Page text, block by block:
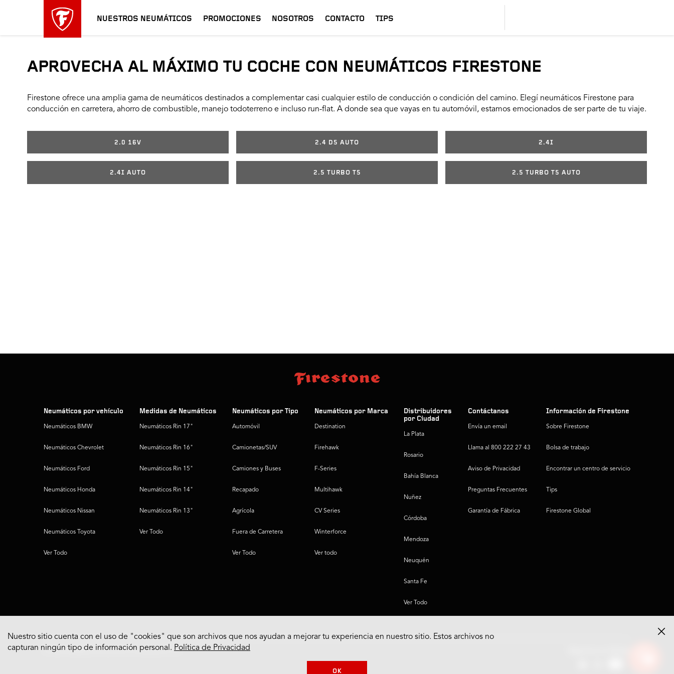
NUESTROS NEUMÁTICOS PROMOCIONES NOSOTROS CONTACTO TIPS
APROVECHA AL MÁXIMO TU COCHE CON NEUMÁTICOS FIRESTONE
Firestone ofrece una amplia gama de neumáticos destinados a complementar casi cualquier estilo de conducción o condición del camino. Elegí neumáticos Firestone para
conducción en carretera, ahorro de combustible, manejo todoterreno e incluso run-flat. A donde sea que vayas en tu automóvil, estamos emocionados de ser parte de tu viaje.
2.0 16V 2.4 D5 AUTO 2.4I
2.4I AUTO 2.5 TURBO T5 2.5 TURBO T5 AUTO
Neumáticos por vehículo
Neumáticos BMW
Neumáticos Chevrolet
Neumáticos Ford
Neumáticos Honda
Neumáticos Nissan
Neumáticos Toyota
Ver Todo
Medidas de Neumáticos
Neumáticos Rin 17"
Neumáticos Rin 16"
Neumáticos Rin 15"
Neumáticos Rin 14"
Neumáticos Rin 13"
Ver Todo
Neumáticos por Tipo
Automóvil
Camionetas/SUV
Camiones y Buses
Recapado
Agrícola
Fuera de Carretera
Ver Todo
Neumáticos por Marca
Destination
Firehawk
F-Series
Multihawk
CV Series
Winterforce
Ver todo
Distribuidores
por Ciudad
La Plata
Rosario
Bahía Blanca
Nuñez
Córdoba
Mendoza
Neuquén
Santa Fe
Ver Todo
Contáctanos
Envía un email
Llama al 800 222 27 43
Aviso de Privacidad
Preguntas Frecuentes
Garantía de Fábrica
Información de Firestone
Sobre Firestone
Bolsa de trabajo
Encontrar un centro de servicio
Tips
Firestone Global
© 2022 Bridgestone Americas Tire Operations, LLC
Nuestro sitio cuenta con el uso de "cookies" que son archivos que nos ayudan a mejorar tu experiencia en nuestro sitio. Estos archivos no
capturan ningún tipo de información personal. Política de Privacidad
OK